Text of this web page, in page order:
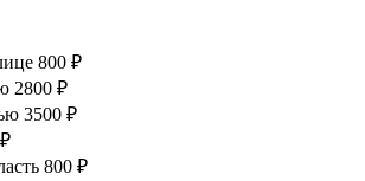
800 ₽
2800 ₽
3500 ₽
800 ₽